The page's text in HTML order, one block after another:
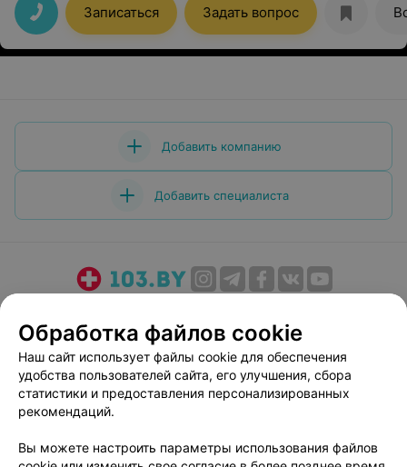
Записаться Задать вопрос
Добавить компанию
Добавить специалиста
Медицинский маркетинг
Публичный договор
Пользовательское соглашение
Способы оплаты
Вакансии
Партнеры
Персональные настройки cookie
Обработка файлов cookie
Наш сайт использует файлы cookie для обеспечения
удобства пользователей сайта, его улучшения, сбора
статистики и предоставления персонализированных
рекомендаций.
Вы можете настроить параметры использования файлов